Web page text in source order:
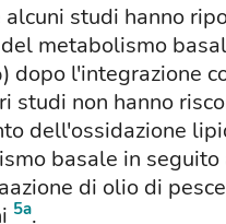
alcuni studi hanno
metabolismo
dopo l'integrazione
studi non hanno
dell'ossidazione
basale in seguito
di olio di
5a.